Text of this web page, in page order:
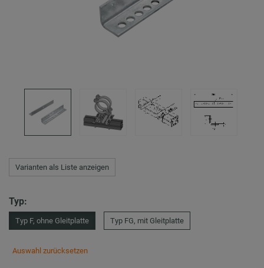
Varianten als Liste anzeigen
Typ:
Typ F, ohne Gleitplatte Typ FG, mit Gleitplatte
Auswahl zurücksetzen